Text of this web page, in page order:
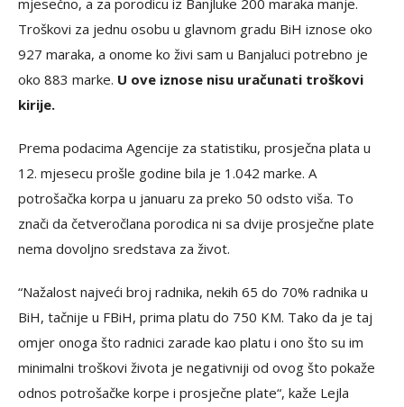
mjesečno, a za porodicu iz Banjluke 200 maraka manje.
Troškovi za jednu osobu u glavnom gradu BiH iznose oko
927 maraka, a onome ko živi sam u Banjaluci potrebno je
oko 883 marke. U ove iznose nisu uračunati troškovi
kirije.
Prema podacima Agencije za statistiku, prosječna plata u
12. mjesecu prošle godine bila je 1.042 marke. A
potrošačka korpa u januaru za preko 50 odsto viša. To
znači da četveročlana porodica ni sa dvije prosječne plate
nema dovoljno sredstava za život.
“Nažalost najveći broj radnika, nekih 65 do 70% radnika u
BiH, tačnije u FBiH, prima platu do 750 KM. Tako da je taj
omjer onoga što radnici zarade kao platu i ono što su im
minimalni troškovi života je negativniji od ovog što pokaže
odnos potrošačke korpe i prosječne plate“, kaže Lejla